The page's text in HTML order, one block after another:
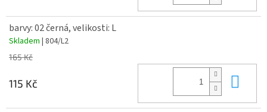
barvy: 02 černá, velikosti: L
Skladem | 804/L2
165 Kč
115 Kč